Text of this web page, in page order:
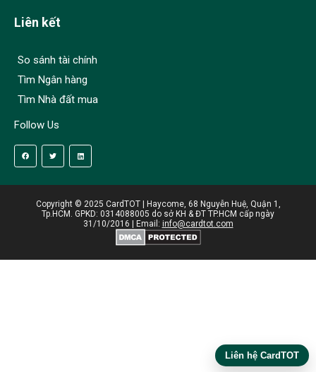
Liên kết
So sánh tài chính
Tìm Ngân hàng
Tìm Nhà đất mua
Follow Us
Copyright © 2025 CardTOT | Haycome, 68 Nguyễn Huệ, Quận 1,
Tp.HCM. GPKD: 0314088005 do sở KH & ĐT TP.HCM cấp ngày
31/10/2016 | Email: info@cardtot.com
Liên hệ CardTOT